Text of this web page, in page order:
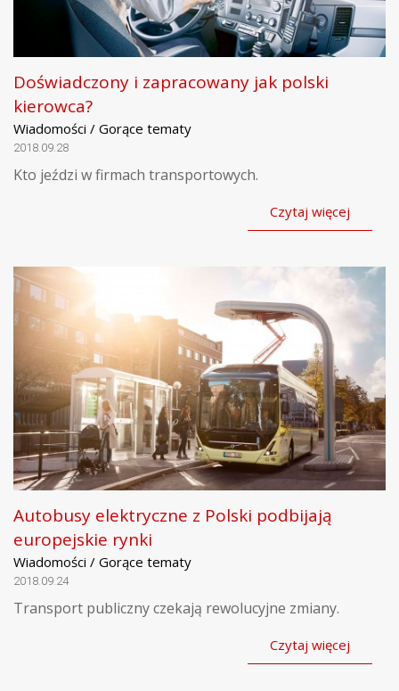
Doświadczony i zapracowany jak polski
kierowca?
Wiadomości / Gorące tematy
2018.09.28
Kto jeździ w firmach transportowych.
Czytaj więcej
Autobusy elektryczne z Polski podbijają
europejskie rynki
Wiadomości / Gorące tematy
2018.09.24
Transport publiczny czekają rewolucyjne zmiany.
Czytaj więcej